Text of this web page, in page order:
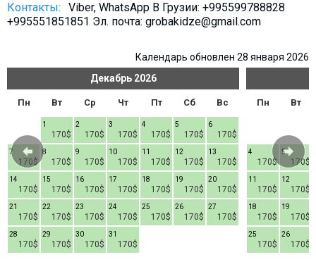
Контакты:
Viber, WhatsApp В Грузии: +995599788828
+995551851851 Эл. почта: grobakidze@gmail.com
Календарь обновлен 28 января 2026
Декабрь 2026
Пн Вт Ср Чт Пт Сб Вс
170$
1
170$
2
170$
3
170$
4
170$
5
170$
6
170$
7
170$
8
170$
9
170$
10
170$
11
170$
12
170$
13
170$
14
170$
15
170$
16
170$
17
170$
18
170$
19
170$
20
170$
21
170$
22
170$
23
170$
24
170$
25
170$
26
170$
27
170$
28
170$
29
170$
30
170$
31
Пн Вт
170$
4
170$
5
170$
11
170$
12
170$
18
170$
19
170$
25
170$
26